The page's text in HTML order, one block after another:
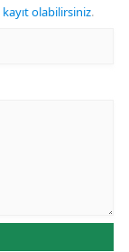
kayıt olabilirsiniz.